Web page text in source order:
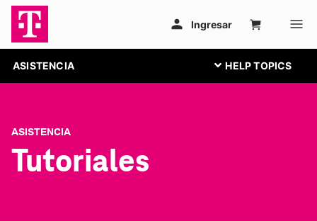
ASISTENCIA
ASISTENCIA
Tutoriales